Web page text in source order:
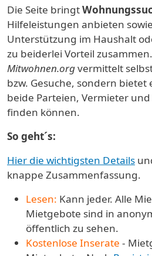
Die Seite bringt
Hilfeleistungen anbieten sowie
Unterstützung im Haushalt
zu beiderlei Vorteil zusammen.
Mitwohnen.orgvermittelt
bzw. Gesuche, sondern
beide Parteien, Vermieter
finden können.
So geht´s:
Hier die wichtigsten Details
knappe Zusammenfassung.
Lesen: Kann jeder. Alle
Mietgebote sind in
öffentlich zu sehen.
Kostenlose Inserate -